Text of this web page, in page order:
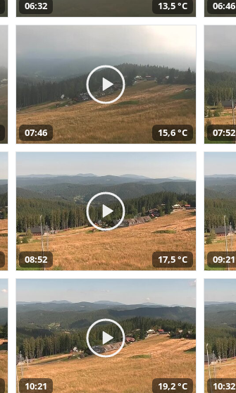
06:32 13,5 °C 06:46
07:46 15,6 °C 07:52
08:52 17,5 °C 09:21
10:21 19,2 °C 10:32